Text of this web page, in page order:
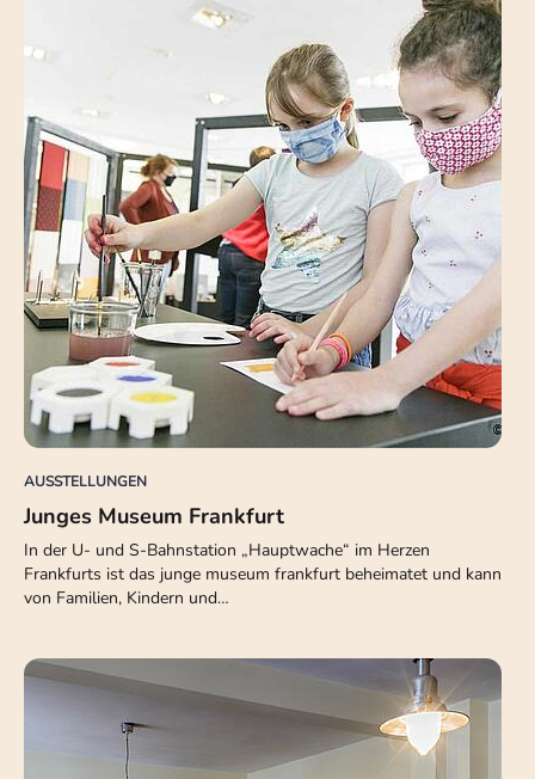
AUSSTELLUNGEN
Junges Museum Frankfurt
In der U- und S-Bahnstation „Hauptwache“ im Herzen
Frankfurts ist das junge museum frankfurt beheimatet und kann
von Familien, Kindern und…